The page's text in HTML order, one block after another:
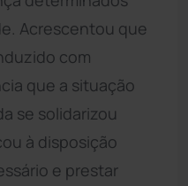
Acrescentou que
com
que a situação
se solidarizou
à disposição
e prestar